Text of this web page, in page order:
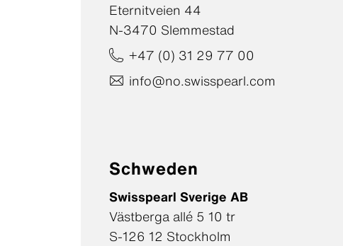
Eternitveien 44
N-3470 Slemmestad
+47 (0) 31 29 77 00
info@no.swisspearl.com
Schweden
Swisspearl Sverige AB
Västberga allé 5 10 tr
S-126 12 Stockholm